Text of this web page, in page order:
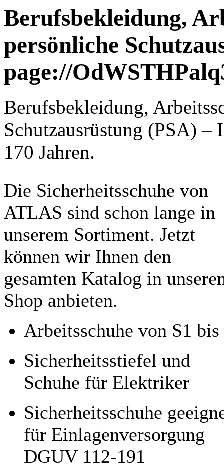
Berufsbekleidung,
persönliche
page://
Berufsbekleidung,
Schutzausrüstung (PSA) –
170 Jahren.
Die Sicherheitsschuhe von
ATLAS sind schon lange in
unserem Sortiment. Jetzt
können wir Ihnen den
gesamten Katalog in
Shop anbieten.
Arbeitsschuhe von S1 bis
Sicherheitsstiefel und
Schuhe für Elektriker
Sicherheitsschuhe
für Einlagenversorgung
DGUV 112-191